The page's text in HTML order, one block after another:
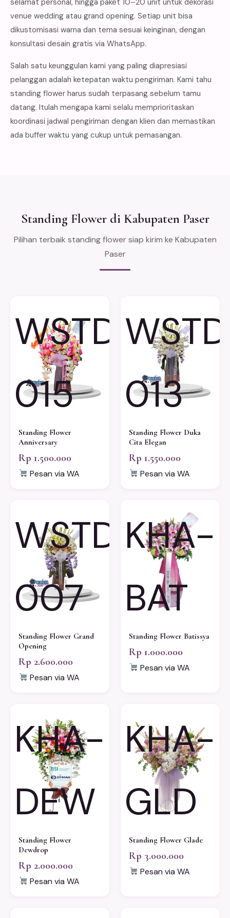
venue wedding atau grand opening. Setiap unit bisa
dikustomisasi warna dan tema sesuai keinginan, dengan
konsultasi desain gratis via WhatsApp.
Salah satu keunggulan kami yang paling diapresiasi
pelanggan adalah ketepatan waktu pengiriman. Kami tahu
standing flower harus sudah terpasang sebelum tamu
datang. Itulah mengapa kami selalu memprioritaskan
koordinasi jadwal pengiriman dengan klien dan memastikan
ada buffer waktu yang cukup untuk pemasangan.
Standing Flower di Kabupaten Paser
Pilihan terbaik standing flower siap kirim ke Kabupaten
Paser
WSTD-
015
Standing Flower
Anniversary
Rp 1.500.000
Pesan via WA
013
Standing Flower Duka
Cita Elegan
Rp 1.550.000
Pesan via WA
WSTD-
007
Standing Flower Grand
Opening
Rp 2.600.000
Pesan via WA
KHA-
BAT
Standing Flower Batissya
Rp 1.000.000
Pesan via WA
KHA-
DEW
Standing Flower
Dewdrop
Rp 2.000.000
Pesan via WA
KHA-
GLD
Standing Flower Glade
Rp 3.000.000
Pesan via WA